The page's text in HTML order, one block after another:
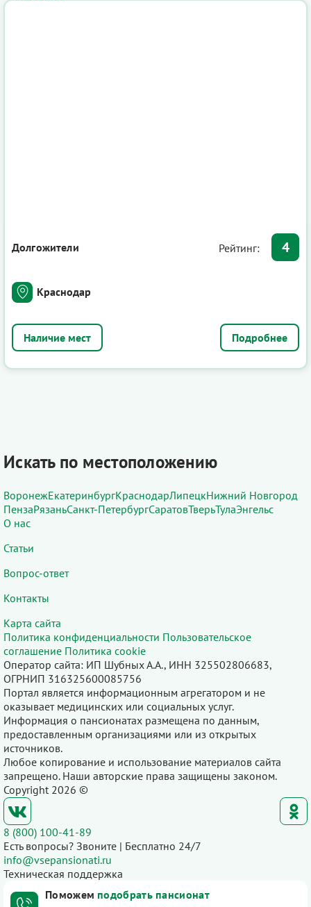
Долгожители Рейтинг: 4
Краснодар
Подробнее
Искать по местоположению
ВоронежЕкатеринбургКраснодарЛипецкНижний Новгород
ПензаРязаньСанкт-ПетербургСаратовТверьТулаЭнгельс
О нас
Статьи
Вопрос-ответ
Контакты
Карта сайта
Политика конфиденциальности Пользовательское
соглашение Политика cookie
Оператор сайта: ИП Шубных А.А., ИНН 325502806683,
ОГРНИП 316325600085756
Портал является информационным агрегатором и не
оказывает медицинских или социальных услуг.
Информация о пансионатах размещена по данным,
предоставленным организациями или из открытых
источников.
Любое копирование и использование материалов сайта
запрещено. Наши авторские права защищены законом.
Copyright 2026 ©
8 (800) 100-41-89
Есть вопросы? Звоните | Бесплатно 24/7
info@vsepansionati.ru
Техническая поддержка
Поможем подобрать пансионат